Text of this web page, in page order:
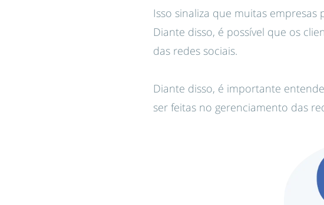
Isso sinaliza que muitas
Diante disso, é possível que os
das redes sociais.
Diante disso, é importante
ser feitas no gerenciamento das